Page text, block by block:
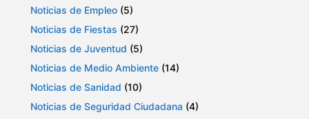
Noticias de Empleo (5)
Noticias de Fiestas (27)
Noticias de Juventud (5)
Noticias de Medio Ambiente (14)
Noticias de Sanidad (10)
Noticias de Seguridad Ciudadana (4)